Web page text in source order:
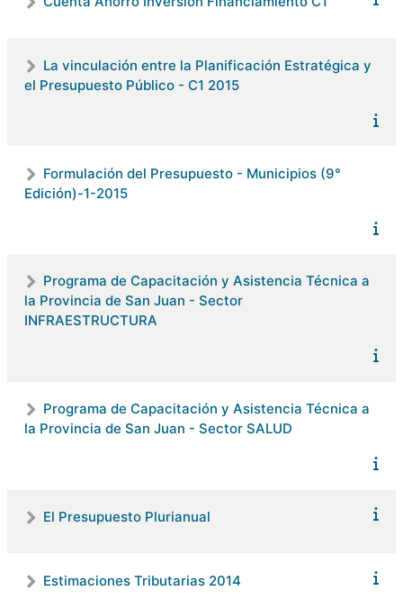
La vinculación entre la Planificación Estratégica y
el Presupuesto Público - C1 2015
Formulación del Presupuesto - Municipios (9°
Edición)-1-2015
Programa de Capacitación y Asistencia Técnica a
la Provincia de San Juan - Sector
INFRAESTRUCTURA
Programa de Capacitación y Asistencia Técnica a
la Provincia de San Juan - Sector SALUD
El Presupuesto Plurianual
Estimaciones Tributarias 2014